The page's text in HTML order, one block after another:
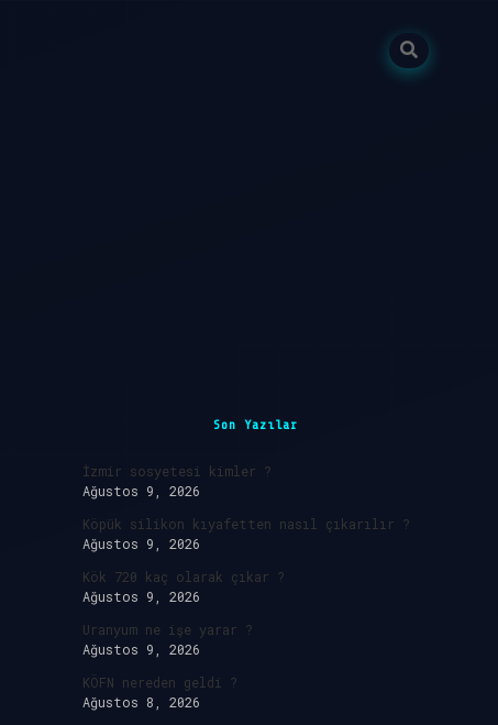
SidebarSon Yazılar
İzmir sosyetesi kimler ?
Ağustos 9, 2026
Köpük silikon kıyafetten nasıl çıkarılır ?
Ağustos 9, 2026
Kök 720 kaç olarak çıkar ?
Ağustos 9, 2026
Uranyum ne işe yarar ?
Ağustos 9, 2026
KÖFN nereden geldi ?
Ağustos 8, 2026